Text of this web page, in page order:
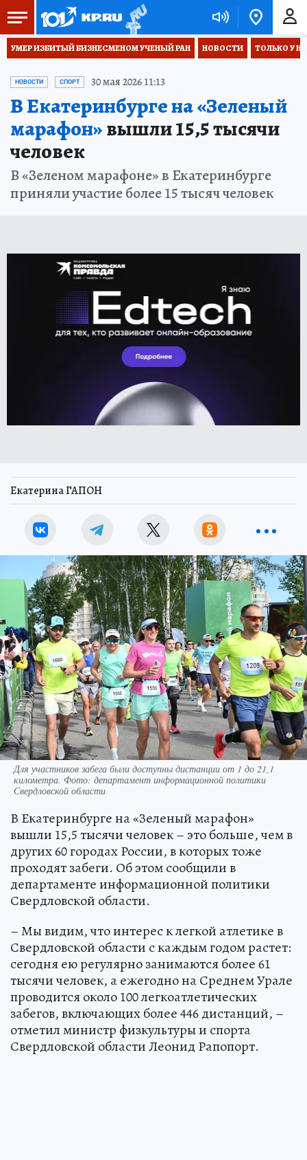
УМЕР ИЗБИТЫЙ БИЗНЕСМЕНОМ УЧЕНЫЙ РАН НОВОСТИ ТОЛЬКО У
НОВОСТИ СПОРТ 30 мая 2026 11:13
В Екатеринбурге на «Зеленый
марафон»вышли 15,5 тысячи
человек
В «Зеленом марафоне» в Екатеринбурге
приняли участие более 15 тысяч человек
Екатерина ГАПОН
Для участников забега были доступны дистанции от 1 до 21,1
километра. Фото: департамент информационной политики
Свердловской области
В Екатеринбурге на «Зеленый марафон»
вышли 15,5 тысячи человек – это больше, чем в
других 60 городах России, в которых тоже
проходят забеги. Об этом сообщили в
департаменте информационной политики
Свердловской области.
– Мы видим, что интерес к легкой атлетике в
Свердловской области с каждым годом растет:
сегодня ею регулярно занимаются более 61
тысячи человек, а ежегодно на Среднем Урале
проводится около 100 легкоатлетических
забегов, включающих более 446 дистанций, –
отметил министр физкультуры и спорта
Свердловской области Леонид Рапопорт.